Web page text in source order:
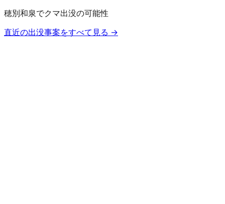
穂別和泉でクマ出没の可能性
直近の出没事案をすべて見る →